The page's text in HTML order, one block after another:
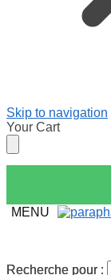
Skip to navigation
Your Cart
MENU
Recherche pour :
Recherche pour :